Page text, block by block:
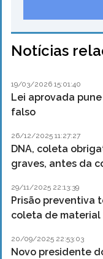
Notícias
19/03/2026 15:01:40
Lei aprovada
falso
26/12/2025 11:27:27
DNA, coleta
graves, antes da
29/11/2025 22:13:39
Prisão preventiva
coleta de
20/09/2025 22:53:03
Novo presidente